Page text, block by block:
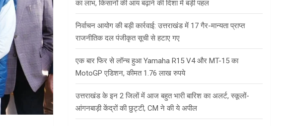
का लाभ, किसानों की आय बढ़ाने की दिशा में बड़ी पहल
निर्वाचन आयोग की बड़ी कार्रवाई: उत्तराखंड में 17 गैर-मान्यता प्राप्त
राजनीतिक दल पंजीकृत सूची से हटाए गए
एक बार फिर से लॉन्च हुआ Yamaha R15 V4 और MT-15 का
MotoGP एडिशन, कीमत 1.76 लाख रुपये
उत्तराखंड के इन 2 जिलों में आज बहुत भारी बारिश का अलर्ट, स्कूलों-
आंगनबाड़ी केंद्रों की छुट्टी, CM ने की ये अपील